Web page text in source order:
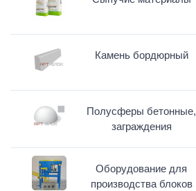
Камень бордюрный
Полусферы бетонные,
заграждения
Оборудование для
производства блоков